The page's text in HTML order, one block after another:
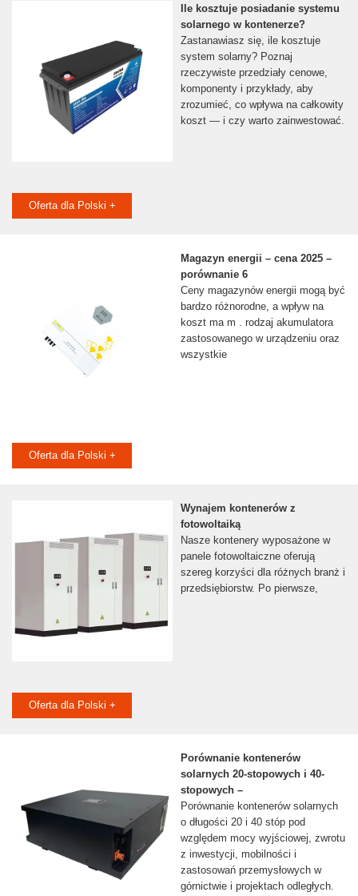
Ile kosztuje posiadanie systemu
solarnego w kontenerze?
Zastanawiasz się, ile kosztuje
system solarny? Poznaj
rzeczywiste przedziały cenowe,
komponenty i przykłady, aby
zrozumieć, co wpływa na całkowity
koszt — i czy warto zainwestować.
Oferta dla Polski +
Magazyn energii – cena 2025 –
porównanie 6
Ceny magazynów energii mogą być
bardzo różnorodne, a wpływ na
koszt ma m . rodzaj akumulatora
zastosowanego w urządzeniu oraz
wszystkie
Oferta dla Polski +
Wynajem kontenerów z
fotowoltaiką
Nasze kontenery wyposażone w
panele fotowoltaiczne oferują
szereg korzyści dla różnych branż i
przedsiębiorstw. Po pierwsze,
Oferta dla Polski +
Porównanie kontenerów
solarnych 20-stopowych i 40-
stopowych –
Porównanie kontenerów solarnych
o długości 20 i 40 stóp pod
względem mocy wyjściowej, zwrotu
z inwestycji, mobilności i
zastosowań przemysłowych w
górnictwie i projektach odległych.